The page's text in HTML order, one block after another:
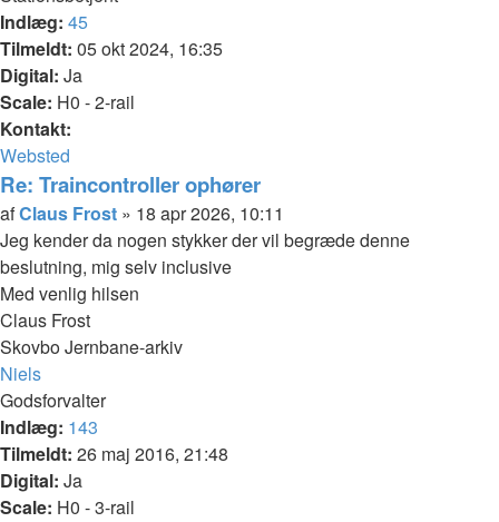
Indlæg: 45
Tilmeldt: 05 okt 2024, 16:35
Digital: Ja
Scale: H0 - 2-rail
Kontakt:
Kontakt
Claus
Frost
Websted
Re: Traincontroller ophører
Citer
Indlæg
afClaus Frost » 18 apr 2026, 10:11
Jeg kender da nogen stykker der vil begræde denne
beslutning, mig selv inclusive
Med venlig hilsen
Claus Frost
Skovbo Jernbane-arkiv
Top
Niels
Godsforvalter
Indlæg: 143
Tilmeldt: 26 maj 2016, 21:48
Digital: Ja
Scale: H0 - 3-rail